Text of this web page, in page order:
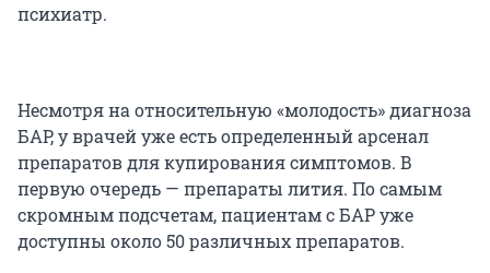
психиатр.
Несмотря на относительную «молодость» диагноза
БАР, у врачей уже есть определенный арсенал
препаратов для купирования симптомов. В
первую очередь — препараты лития. По самым
скромным подсчетам, пациентам с БАР уже
доступны около 50 различных препаратов.